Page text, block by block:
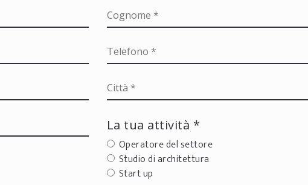
La tua attività *
Operatore del settore
Studio di architettura
Start up